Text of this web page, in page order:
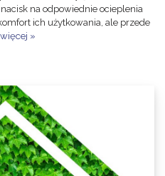
na odpowiednie ocieplenia
ich użytkowania, ale przede
»